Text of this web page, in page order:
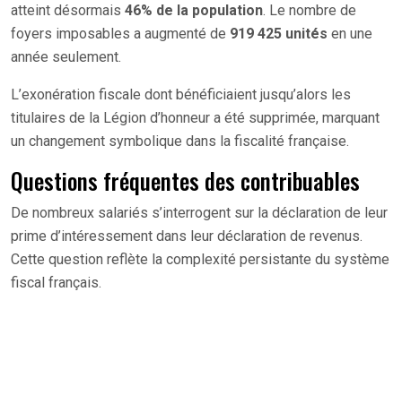
atteint désormais 46% de la population. Le nombre de
foyers imposables a augmenté de 919 425 unités en une
année seulement.
L’exonération fiscale dont bénéficiaient jusqu’alors les
titulaires de la Légion d’honneur a été supprimée, marquant
un changement symbolique dans la fiscalité française.
Questions fréquentes des contribuables
De nombreux salariés s’interrogent sur la déclaration de leur
prime d’intéressement dans leur déclaration de revenus.
Cette question reflète la complexité persistante du système
fiscal français.